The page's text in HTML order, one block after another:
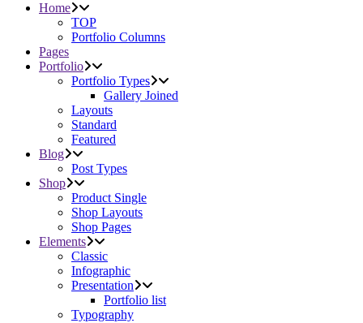
Home
TOP
Portfolio Columns
Pages
Portfolio
Portfolio Types
Gallery Joined
Layouts
Standard
Featured
Blog
Post Types
Shop
Product Single
Shop Layouts
Shop Pages
Elements
Classic
Infographic
Presentation
Portfolio list
Typography